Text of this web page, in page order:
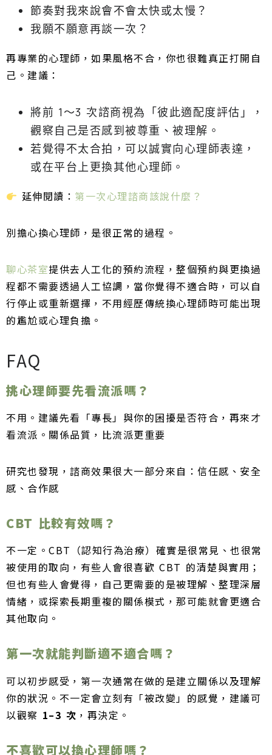
節奏對我來說會不會太快或太慢？
我願不願意再談一次？
再專業的心理師，如果風格不合，你也很難真正打開自
己。建議：
將前 1～3 次諮商視為「彼此適配度評估」，
觀察自己是否感到被尊重、被理解。
若覺得不太合拍，可以誠實向心理師表達，
或在平台上更換其他心理師。
延伸閱讀： 第一次心理諮商該說什麼？
別擔心換心理師，是很正常的過程。
聊心茶室提供去人工化的預約流程，整個預約與更換過
程都不需要透過人工協調，當你覺得不適合時，可以自
行停止或重新選擇，不用經歷傳統換心理師時可能出現
的尷尬或心理負擔。
FAQ
挑心理師要先看流派嗎？
不用。建議先看「專長」與你的困擾是否符合，再來才
看流派。關係品質，比流派更重要
研究也發現，諮商效果很大一部分來自：信任感、安全
感、合作感
CBT 比較有效嗎？
不一定。CBT（認知行為治療）確實是很常見、也很常
被使用的取向，有些人會很喜歡 CBT 的清楚與實用；
但也有些人會覺得，自己更需要的是被理解、整理深層
情緒，或探索長期重複的關係模式，那可能就會更適合
其他取向。
第一次就能判斷適不適合嗎？
可以初步感受，第一次通常在做的是建立關係以及理解
你的狀況。不一定會立刻有「被改變」的感覺，建議可
以觀察 1–3 次 ，再決定。
不喜歡可以換心理師嗎？